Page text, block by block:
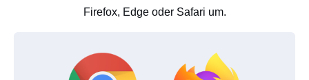
Firefox, Edge oder Safari um.